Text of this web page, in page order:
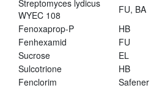
Streptomyces lydicus
WYEC 108
FU, BA
Fenoxaprop-P
HB
Fenhexamid
FU
Sucrose
EL
Sulcotrione
HB
Fenclorim
Safener